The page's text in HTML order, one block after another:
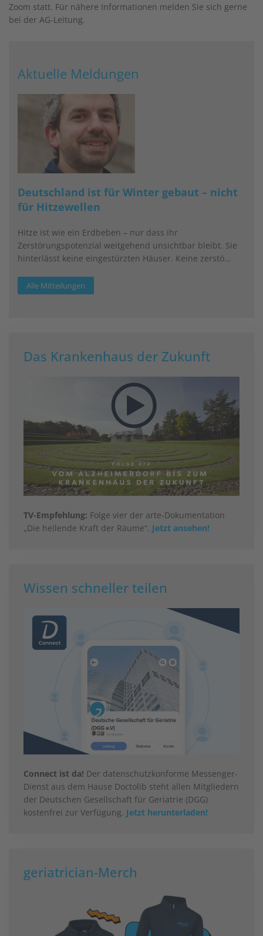
Zoom statt. Für nähere Informationen melden Sie sich gerne
bei der AG-Leitung.
Aktuelle Meldungen
Deutschland ist für Winter gebaut – nicht
für Hitzewellen
Hitze ist wie ein Erdbeben – nur dass ihr
Zerstörungspotenzial weitgehend unsichtbar bleibt. Sie
hinterlässt keine eingestürzten Häuser. Keine zerstö…
Alle Mitteilungen
Das Krankenhaus der Zukunft
TV-Empfehlung: Folge vier der arte-Dokumentation
„Die heilende Kraft der Räume“. Jetzt ansehen!
Wissen schneller teilen
Connect ist da! Der datenschutzkonforme Messenger-
Dienst aus dem Hause Doctolib steht allen Mitgliedern
der Deutschen Gesellschaft für Geriatrie (DGG)
kostenfrei zur Verfügung. Jetzt herunterladen!
geriatrician-Merch